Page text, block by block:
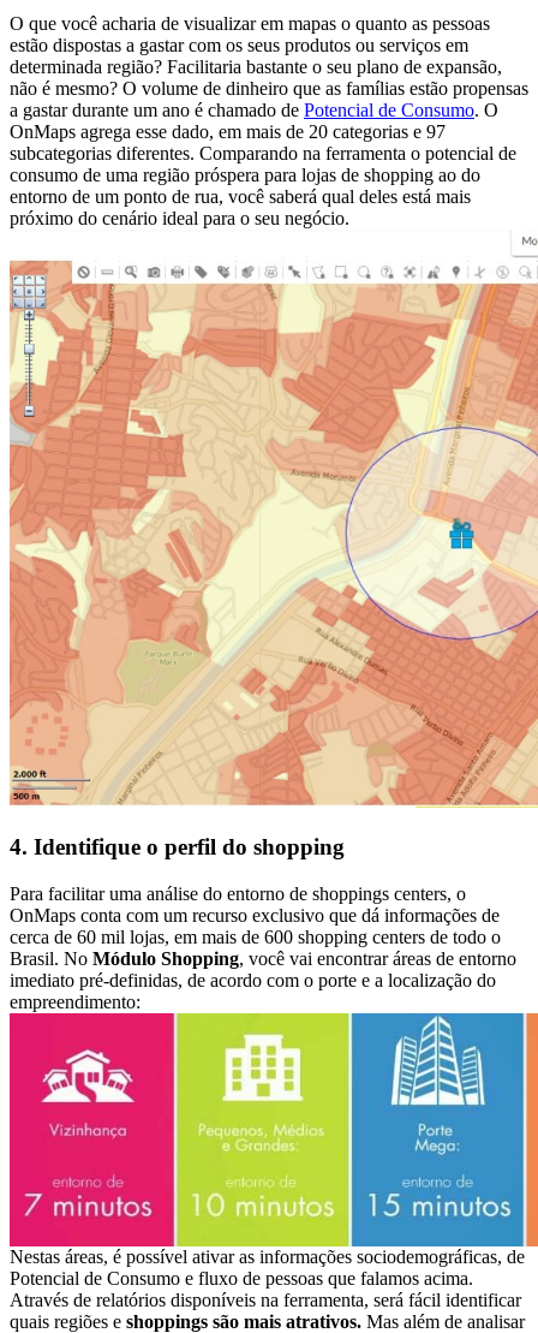
O que você acharia de visualizar em mapas o quanto as pessoas
estão dispostas a gastar com os seus produtos ou serviços em
determinada região? Facilitaria bastante o seu plano de expansão,
não é mesmo? O volume de dinheiro que as famílias estão propensas
a gastar durante um ano é chamado de Potencial de Consumo. O
OnMaps agrega esse dado, em mais de 20 categorias e 97
subcategorias diferentes. Comparando na ferramenta o potencial de
consumo de uma região próspera para lojas de shopping ao do
entorno de um ponto de rua, você saberá qual deles está mais
próximo do cenário ideal para o seu negócio.
4. Identifique o perfil do shopping
Para facilitar uma análise do entorno de shoppings centers, o
OnMaps conta com um recurso exclusivo que dá informações de
cerca de 60 mil lojas, em mais de 600 shopping centers de todo o
Brasil. No Módulo Shopping, você vai encontrar áreas de entorno
imediato pré-definidas, de acordo com o porte e a localização do
empreendimento:
Nestas áreas, é possível ativar as informações sociodemográficas, de
Potencial de Consumo e fluxo de pessoas que falamos acima.
Através de relatórios disponíveis na ferramenta, será fácil identificar
quais regiões e shoppings são mais atrativos. Mas além de analisar